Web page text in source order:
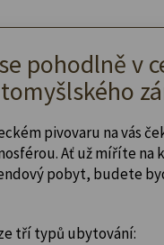
pohodlně v
pivovaru na vás
Ať už míříte na
pobyt, budete
tří typů ubytování: